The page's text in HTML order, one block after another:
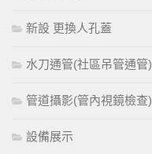
新設 更換人孔蓋
水刀通管(社區吊管通管)
管道攝影(管內視鏡檢查)
設備展示